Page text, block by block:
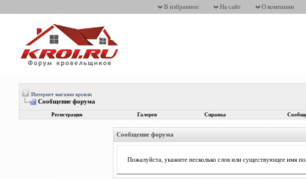
В избранное На сайт О компании
Интернет магазин кровли
Сообщение форума
Регистрация Галерея Справка
Сообщение форума
Пожалуйста, укажите несколько слов или существующее имя